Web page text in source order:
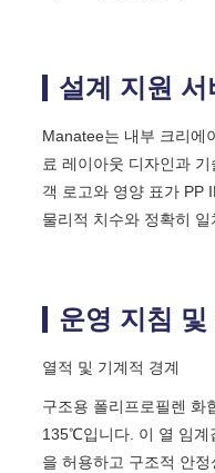
설계 지원 서
Manatee는 내부 크리에
료 레이아웃 디자인과
객 로고와 영양 표가 PP
물리적 치수와 정확히 일
운영 지침
열적 및 기계적 경계
구조용 폴리프로필렌
135℃입니다. 이 열 임계
을 허용하고 구조적 안